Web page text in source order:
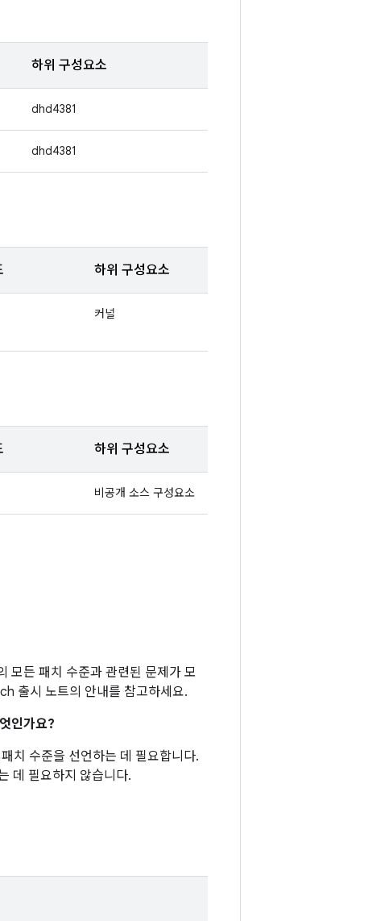
하위 구성요소
dhd4381
dhd4381
하위 구성요소
커널
하위 구성요소
비공개 소스 구성요소
든 패치 수준과 관련된 문제가 모
출시 노트의 안내를 참고하세요.
인가요?
치 수준을 선언하는 데 필요합니다.
데 필요하지 않습니다.